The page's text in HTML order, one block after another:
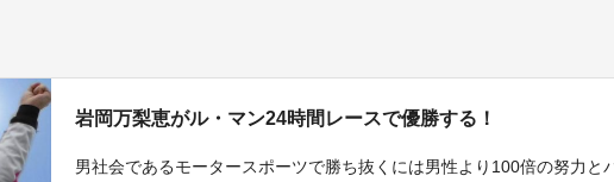
岩岡万梨恵がル・マン24時間レースで優勝する！
男社会であるモータースポーツで勝ち抜くには男性より100倍の努力と